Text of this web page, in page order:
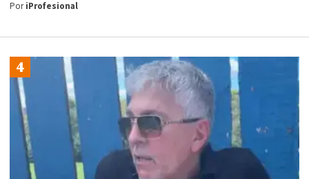
PoriProfesional